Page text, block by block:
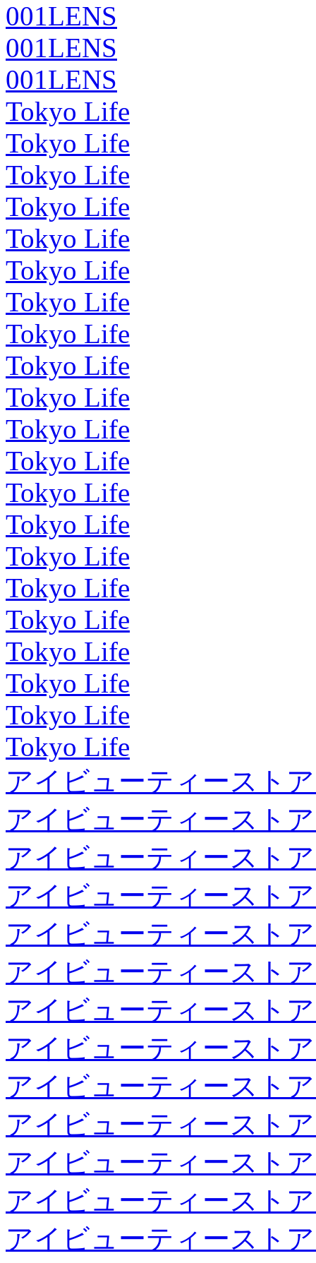
001LENS
001LENS
001LENS
Tokyo Life
Tokyo Life
Tokyo Life
Tokyo Life
Tokyo Life
Tokyo Life
Tokyo Life
Tokyo Life
Tokyo Life
Tokyo Life
Tokyo Life
Tokyo Life
Tokyo Life
Tokyo Life
Tokyo Life
Tokyo Life
Tokyo Life
Tokyo Life
Tokyo Life
Tokyo Life
Tokyo Life
アイビューティースト
アイビューティースト
アイビューティースト
アイビューティースト
アイビューティースト
アイビューティースト
アイビューティースト
アイビューティースト
アイビューティースト
アイビューティースト
アイビューティースト
アイビューティースト
アイビューティースト